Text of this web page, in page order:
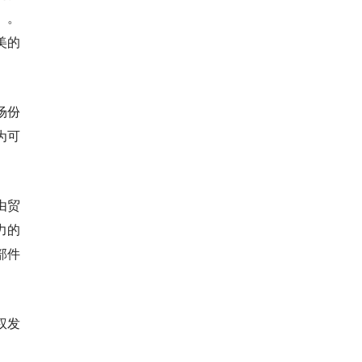
的
份
可
贸
的
件
发